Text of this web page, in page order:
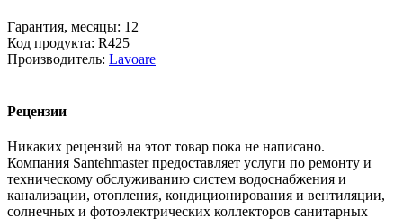
Гарантия, месяцы: 12
Код продукта: R425
Производитель: Lavoare
Рецензии
Никаких рецензий на этот товар пока не написано.
Компания Santehmaster предоставляет услуги по ремонту и
техническому обслуживанию систем водоснабжения и
канализации, отопления, кондиционирования и вентиляции,
солнечных и фотоэлектрических коллекторов санитарных